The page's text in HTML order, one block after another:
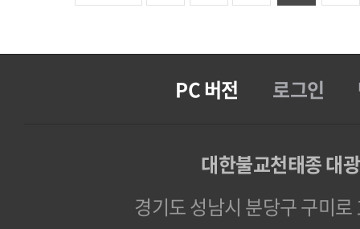
PC 버전 로그인
대한불교천태종 대
경기도 성남시 분당구 구미로